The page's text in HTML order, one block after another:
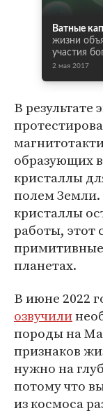
Ватные
жизни
участия
2 мая 2017
В
образующих
кристаллы
полем Земли.
кристаллы
работы, этот
планетах.
В июне 2022
озвучили
породы на
признаков
нужно на
потому что
из космоса